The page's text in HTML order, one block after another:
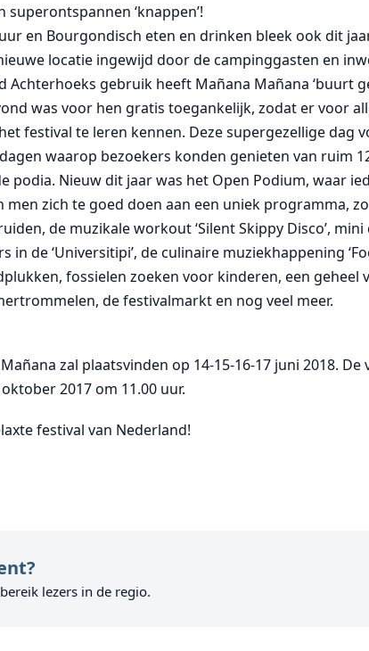
‘knappen’!
en Bourgondisch eten en drinken bleek ook dit
locatie ingewijd door de campinggasten en
Achterhoeks gebruik heeft Mañana Mañana ‘buurt
was voor hen gratis toegankelijk, zodat er voor
festival te leren kennen. Deze supergezellige dag
waarop bezoekers konden genieten van ruim
podia. Nieuw dit jaar was het Open Podium, waar
zich te goed doen aan een uniek programma,
de muzikale workout ‘Silent Skippy Disco’,
de ‘Universitipi’, de culinaire muziekhappening
fossielen zoeken voor kinderen, een geheel
de festivalmarkt en nog veel meer.
zal plaatsvinden op 14-15-16-17 juni 2018.
2017 om 11.00 uur.
festival van Nederland!
lezers in de regio.